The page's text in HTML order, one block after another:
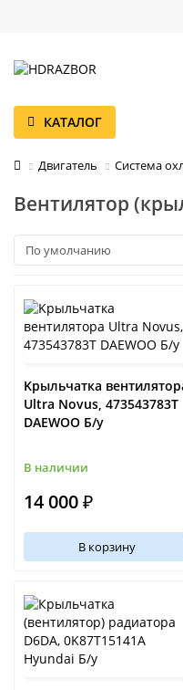
КАТАЛОГ
Двигатель Система
Вентилятор
Kрыльчатка
Ultra Novus, 473543783T
DAEWOO Б/у
В наличии
14 000 ₽
В корзину